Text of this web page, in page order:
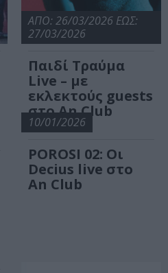
ΑΠΟ: 26/03/2026 ΕΩΣ:
27/03/2026
Παιδί Τραύμα
Live – με
εκλεκτούς guests
στο An Club
10/01/2026
POROSI 02: Οι
Decius live στο
An Club